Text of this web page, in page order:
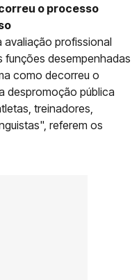
o processo
avaliação profissional
funções desempenhadas
como decorreu o
despromoção pública
treinadores,
referem os